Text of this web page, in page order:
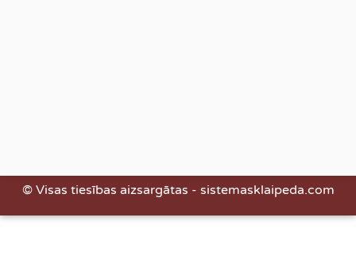
© Visas tiesības aizsargātas - sistemasklaipeda.com